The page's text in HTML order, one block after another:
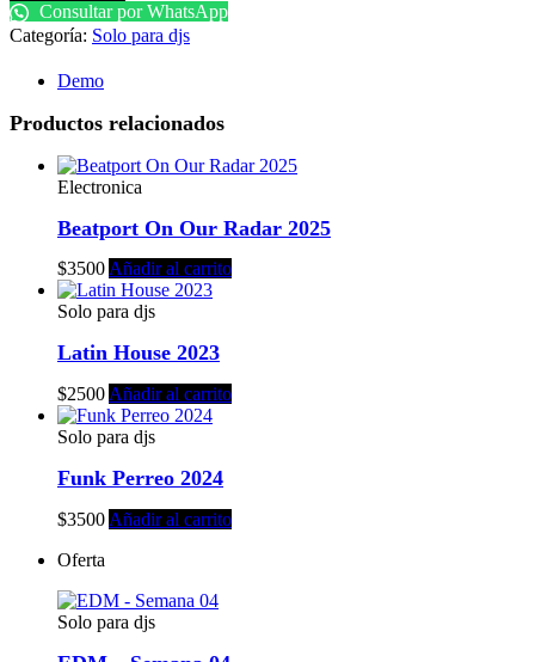
Consultar por WhatsApp
Categoría: Solo para djs
Demo
Productos relacionados
Electronica
Beatport On Our Radar 2025
$3500Añadir al carrito
Solo para djs
Latin House 2023
$2500 Añadir al carrito
Solo para djs
Funk Perreo 2024
$3500 Añadir al carrito
Oferta
Solo para djs